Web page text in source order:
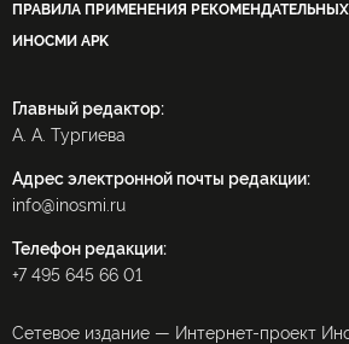
ПРАВИЛА ПРИМЕНЕНИЯ
ИНОСМИ APK
Главный редактор:
А. А. Тургиева
Адрес электронной почты редакции:
info@inosmi.ru
Телефон редакции:
+7 495 645 66 01
Сетевое издание — Интернет-проект